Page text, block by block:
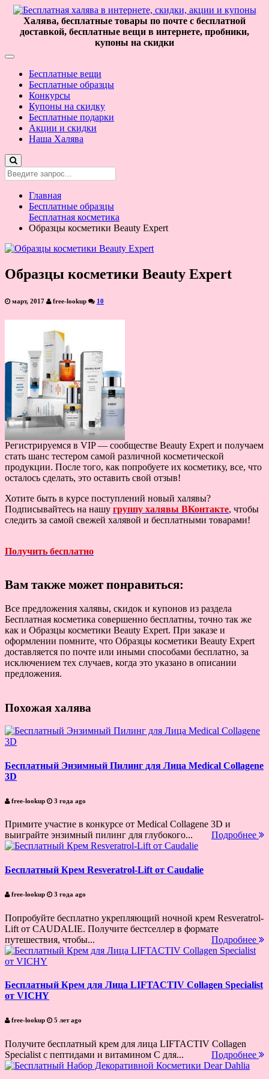
Халява, бесплатные товары по почте с бесплатной
доставкой, бесплатные вещи в интернете, пробники,
купоны на скидки
Бесплатные вещи
Бесплатные образцы
Конкурсы
Купоны на скидку
Бесплатные подарки
Акции и скидки
Наша Халява
Главная
Бесплатные образцы
Бесплатная косметика
Образцы косметики Beauty Expert
Образцы косметики Beauty Expert
март, 2017 free-lookup 10
Регистрируемся в VIP — сообществе Beauty Expert и получаем
стать шанс тестером самой различной косметической
продукции. После того, как попробуете их косметику, все, что
осталось сделать, это оставить свой отзыв!
Хотите быть в курсе поступлений новый халявы?
Подписывайтесь на нашу группу халявы ВКонтакте, чтобы
следить за самой свежей халявой и бесплатными товарами!
Получить бесплатно
Вам также может понравиться:
Все предложения халявы, скидок и купонов из раздела
Бесплатная косметика совершенно бесплатны, точно так же
как и Образцы косметики Beauty Expert. При заказе и
оформлении помните, что Образцы косметики Beauty Expert
доставляется по почте или иными способами бесплатно, за
исключением тех случаев, когда это указано в описании
предложения.
Похожая халява
Бесплатный Энзимный Пилинг для Лица Medical Collagene
3D
free-lookup 3 года ago
Примите участие в конкурсе от Medical Collagene 3D и
выиграйте энзимный пилинг для глубокого...
Подробнее
Бесплатный Крем Resveratrol-Lift от Caudalie
free-lookup 3 года ago
Попробуйте бесплатно укрепляющий ночной крем Resveratrol-
Lift от CAUDALIE. Получите бестселлер в формате
путешествия, чтобы...
Подробнее
Бесплатный Крем для Лица LIFTACTIV Collagen Specialist
от VICHY
free-lookup 5 лет ago
Получите бесплатный крем для лица LIFTACTIV Collagen
Specialist с пептидами и витамином С для...
Подробнее